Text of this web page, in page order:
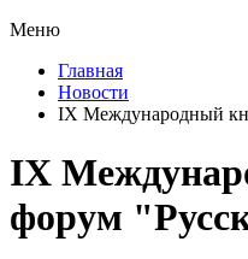
Меню
Главная
Новости
IX Международный
IX
форум